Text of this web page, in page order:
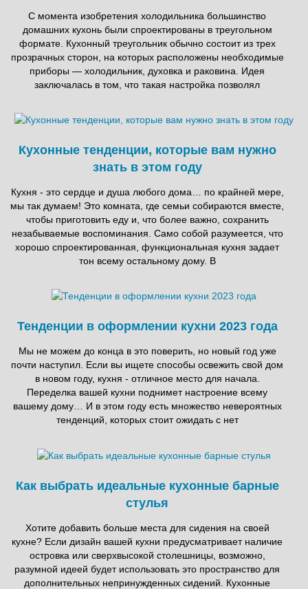
С момента изобретения холодильника большинство
домашних кухонь были спроектированы в треугольном
формате. Кухонный треугольник обычно состоит из трех
прозрачных сторон, на которых расположены необходимые
приборы — холодильник, духовка и раковина. Идея
заключалась в том, что такая настройка позволял
Кухонные тенденции, которые вам нужно
знать в этом году
Кухня - это сердце и душа любого дома… по крайней мере,
мы так думаем! Это комната, где семьи собираются вместе,
чтобы приготовить еду и, что более важно, сохранить
незабываемые воспоминания. Само собой разумеется, что
хорошо спроектированная, функциональная кухня задает
тон всему остальному дому. В
Тенденции в оформлении кухни 2023 года
Мы не можем до конца в это поверить, но новый год уже
почти наступил. Если вы ищете способы освежить свой дом
в новом году, кухня - отличное место для начала.
Переделка вашей кухни поднимет настроение всему
вашему дому… И в этом году есть множество невероятных
тенденций, которых стоит ожидать с нет
Как выбрать идеальные кухонные барные
стулья
Хотите добавить больше места для сидения на своей
кухне? Если дизайн вашей кухни предусматривает наличие
островка или сверхвысокой столешницы, возможно,
разумной идеей будет использовать это пространство для
дополнительных непринужденных сидений. Кухонные